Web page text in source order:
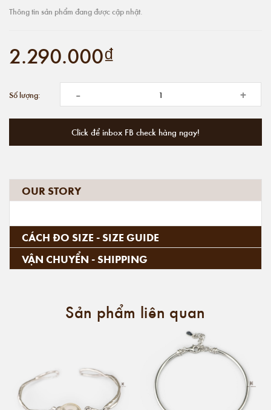
Thông tin sản phẩm đang được cập nhật.
2.290.000₫
Số lượng: - +
Click để inbox FB check hàng ngay!
OUR STORY
CÁCH ĐO SIZE - SIZE GUIDE
VẬN CHUYỂN - SHIPPING
Sản phẩm liên quan